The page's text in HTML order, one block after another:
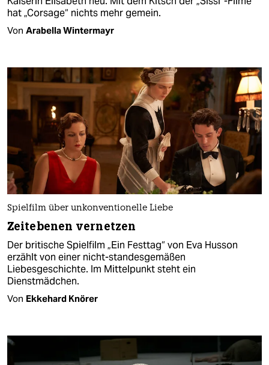
hat „Corsage“ nichts mehr gemein.
Von Arabella Wintermayr
Spielfilm über unkonventionelle Liebe
Zeitebenen vernetzen
Der britische Spielfilm „Ein Festtag“ von Eva Husson
erzählt von einer nicht-standesgemäßen
Liebesgeschichte. Im Mittelpunkt steht ein
Dienstmädchen.
Von Ekkehard Knörer